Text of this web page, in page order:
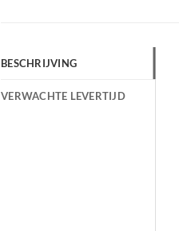
BESCHRIJVING
VERWACHTE LEVERTIJD